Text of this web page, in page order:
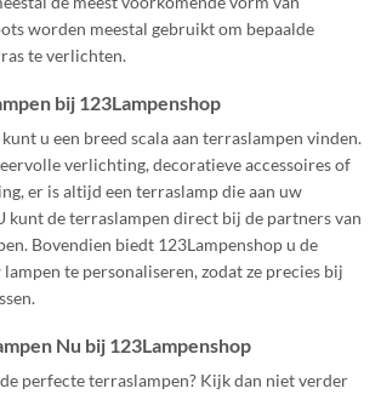
worden meestal gebruikt om bepaalde
te verlichten.
bij 123Lampenshop
u een breed scala aan terraslampen vinden.
verlichting, decoratieve accessoires of
er is altijd een terraslamp die aan uw
kunt de terraslampen direct bij de partners van
Bovendien biedt 123Lampenshop u de
te personaliseren, zodat ze precies bij
Nu bij 123Lampenshop
perfecte terraslampen? Kijk dan niet verder